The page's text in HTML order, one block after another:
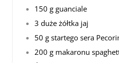
150 g guanciale
3 duże żółtka jaj
50 g startego sera
200 g makaronu